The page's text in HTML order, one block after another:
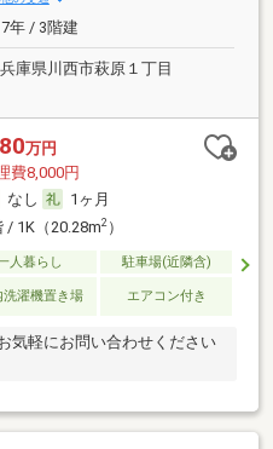
年 / 3階建
兵庫県川西市萩原１丁目
万円
費8,000円
なし
1ヶ月
/ 1K（20.28m2）
人暮らし
駐車場(近隣含)
洗濯機置き場 エアコン付き
気軽にお問い合わせください